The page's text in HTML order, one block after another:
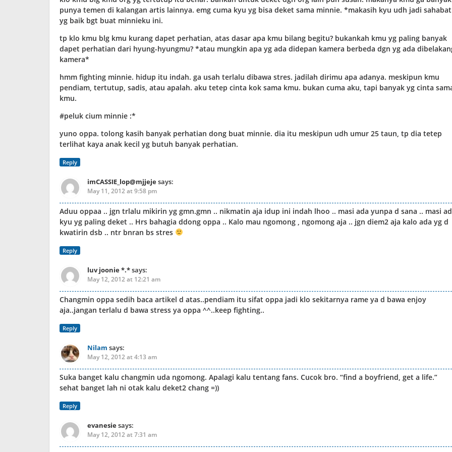
punya temen di kalangan artis lainnya. emg cuma kyu yg bisa deket sama minnie. *makasih kyu udh jadi sahabat
yg baik bgt buat minnieku ini.
tp klo kmu blg kmu kurang dapet perhatian, atas dasar apa kmu bilang begitu? bukankah kmu yg paling banyak
dapet perhatian dari hyung-hyungmu? *atau mungkin apa yg ada didepan kamera berbeda dgn yg ada
kamera*
hmm fighting minnie. hidup itu indah. ga usah terlalu dibawa stres. jadilah dirimu apa adanya. meskipun kmu
pendiam, tertutup, sadis, atau apalah. aku tetep cinta kok sama kmu. bukan cuma aku, tapi banyak yg cinta
kmu.
#peluk cium minnie :*
yuno oppa. tolong kasih banyak perhatian dong buat minnie. dia itu meskipun udh umur 25 taun, tp dia tetep
terlihat kaya anak kecil yg butuh banyak perhatian.
Reply
imCASSIE_lop@mjjejesays:
May 11, 2012 at 9:58 pm
Aduu oppaa .. jgn trlalu mikirin yg gmn.gmn .. nikmatin aja idup ini indah lhoo .. masi ada yunpa d sana .. masi
kyu yg paling deket .. Hrs bahagia ddong oppa .. Kalo mau ngomong , ngomong aja .. jgn diem2 aja kalo ada yg d
kwatirin dsb .. ntr bnran bs stres
Reply
luv joonie *.*says:
May 12, 2012 at 12:21 am
Changmin oppa sedih baca artikel d atas..pendiam itu sifat oppa jadi klo sekitarnya rame ya d bawa enjoy
aja..jangan terlalu d bawa stress ya oppa ^^..keep fighting..
Reply
Nilam says:
May 12, 2012 at 4:13 am
Suka banget kalu changmin uda ngomong. Apalagi kalu tentang fans. Cucok bro. “find a boyfriend, get a life.”
sehat banget lah ni otak kalu deket2 chang =))
Reply
evanesiesays:
May 12, 2012 at 7:31 am